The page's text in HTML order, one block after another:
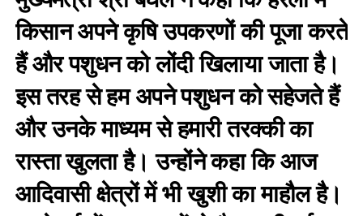
किसान अपने कृषि उपकरणों की पूजा करते
हैं और पशुधन को लोंदी खिलाया जाता है।
इस तरह से हम अपने पशुधन को सहेजते हैं
और उनके माध्यम से हमारी तरक्की का
रास्ता खुलता है। उन्होंने कहा कि आज
आदिवासी क्षेत्रों में भी खुशी का माहौल है।